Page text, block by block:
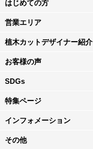
はじめての方
営業エリア
植木カットデザイナー紹介
お客様の声
SDGs
特集ページ
インフォメーション
その他